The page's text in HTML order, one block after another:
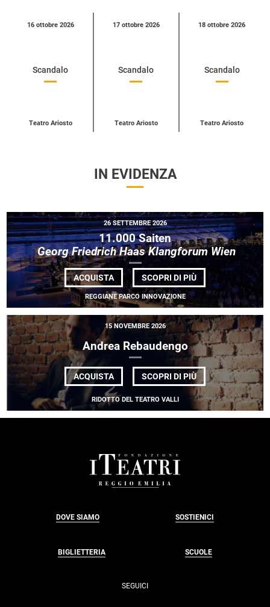
categoria
16 ottobre 2026
Scandalo
Teatro Ariosto
17 ottobre 2026
Scandalo
Teatro Ariosto
18 ottobre 2026
Scandalo
Teatro Ariosto
IN EVIDENZA
26 SETTEMBRE 2026
11.000 Saiten
Georg Friedrich Haas Klangforum Wien
ACQUISTA SCOPRI DI PIÙDI
11.000
SAITEN<BR>
FRIEDRICH
HAAS
KLANGFORUM
WIEN</EM>
REGGIANE PARCO INNOVAZIONE
15 NOVEMBRE 2026
Andrea Rebaudengo
ACQUISTA SCOPRI DI PIÙDI
ANDREA
REBAUDENGO
RIDOTTO DEL TEATRO VALLI
DOVE SIAMO SOSTIENICI
BIGLIETTERIA SCUOLE
SEGUICI